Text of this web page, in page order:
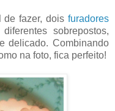
de fazer, dois furadores
sobrepostos,
delicado. Combinando
na foto, fica perfeito!